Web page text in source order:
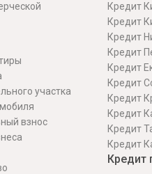
участка
взнос
Кредит
Кредит
Кредит
Кредит
Кредит
Кредит
Кредит
Кредит
Кредит
Кредит
Кредит